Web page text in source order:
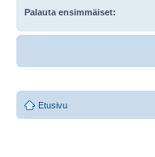
Palauta ensimmäiset:
Etusivu